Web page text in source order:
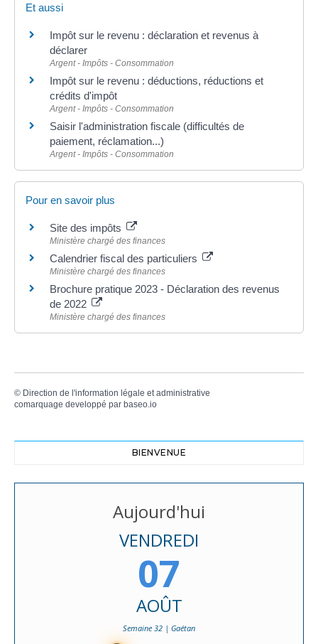
Et aussi
Impôt sur le revenu : déclaration et revenus à
déclarer
Argent - Impôts - Consommation
Impôt sur le revenu : déductions, réductions et
crédits d'impôt
Argent - Impôts - Consommation
Saisir l'administration fiscale (difficultés de
paiement, réclamation...)
Argent - Impôts - Consommation
Pour en savoir plus
Site des impôts
Ministère chargé des finances
Calendrier fiscal des particuliers
Ministère chargé des finances
Brochure pratique 2023 - Déclaration des revenus
de 2022
Ministère chargé des finances
© Direction de l'information légale et administrative
comarquage developpé par baseo.io
BIENVENUE
Aujourd'hui
VENDREDI
07
AOÛT
Semaine 32 | Gaétan